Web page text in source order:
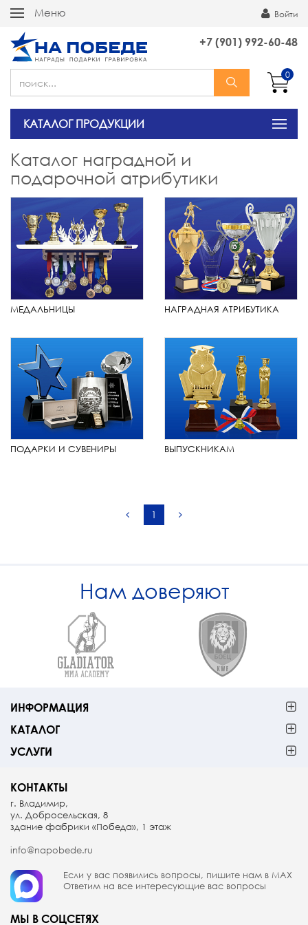
Меню Войти
+7 (901) 992-60-48
0
КАТАЛОГ ПРОДУКЦИИ
Каталог наградной и
подарочной атрибутики
МЕДАЛЬНИЦЫ НАГРАДНАЯ АТРИБУТИКА
ПОДАРКИ И СУВЕНИРЫ ВЫПУСКНИКАМ
1
Нам доверяют
ИНФОРМАЦИЯ
КАТАЛОГ
УСЛУГИ
КОНТАКТЫ
г. Владимир,
ул. Добросельская, 8
здание фабрики «Победа», 1 этаж
info@napobede.ru
Если у вас появились вопросы, пишите нам в МАX
Ответим на все интересующие вас вопросы
МЫ В СОЦСЕТЯХ